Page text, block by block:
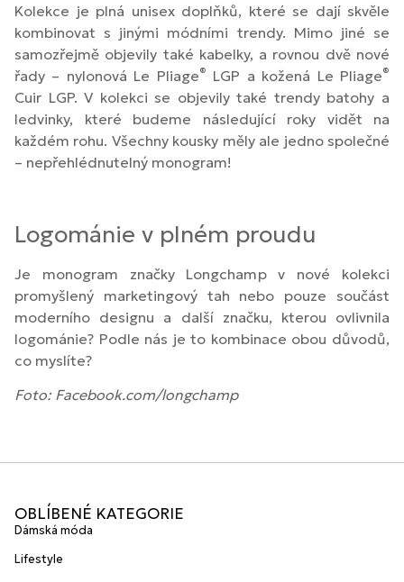
Kolekce je plná unisex doplňků, které se dají skvěle
kombinovat s jinými módními trendy. Mimo jiné se
samozřejmě objevily také kabelky, a rovnou dvě nové
řady – nylonová Le Pliage® LGP a kožená Le Pliage®
Cuir LGP. V kolekci se objevily také trendy batohy a
ledvinky, které budeme následující roky vidět na
každém rohu. Všechny kousky měly ale jedno společné
– nepřehlédnutelný monogram!
Logománie v plném proudu
Je monogram značky Longchamp v nové kolekci
promyšlený marketingový tah nebo pouze součást
moderního designu a další značku, kterou ovlivnila
logománie? Podle nás je to kombinace obou důvodů,
co myslíte?
Foto: Facebook.com/longchamp
OBLÍBENÉ KATEGORIE
Dámská móda
Lifestyle